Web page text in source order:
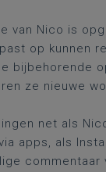
van Nico is
op kunnen
bijbehorende
ze nieuwe
net als
apps, als
commentaar